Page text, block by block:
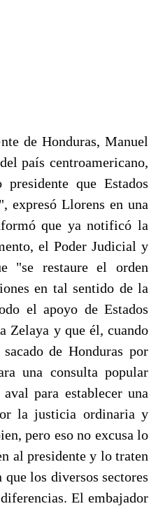
de Honduras, Manuel
país centroamericano,
que Estados
expresó Llorens en una
que ya notificó la
el Poder Judicial y
"se restaure el orden
en tal sentido de la
el apoyo de Estados
Zelaya y que él, cuando
de Honduras por
una consulta popular
para establecer una
la justicia ordinaria y
pero eso no excusa lo
al presidente y lo traten
los diversos sectores
El embajador